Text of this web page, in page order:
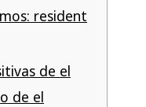
resident
de el
de el